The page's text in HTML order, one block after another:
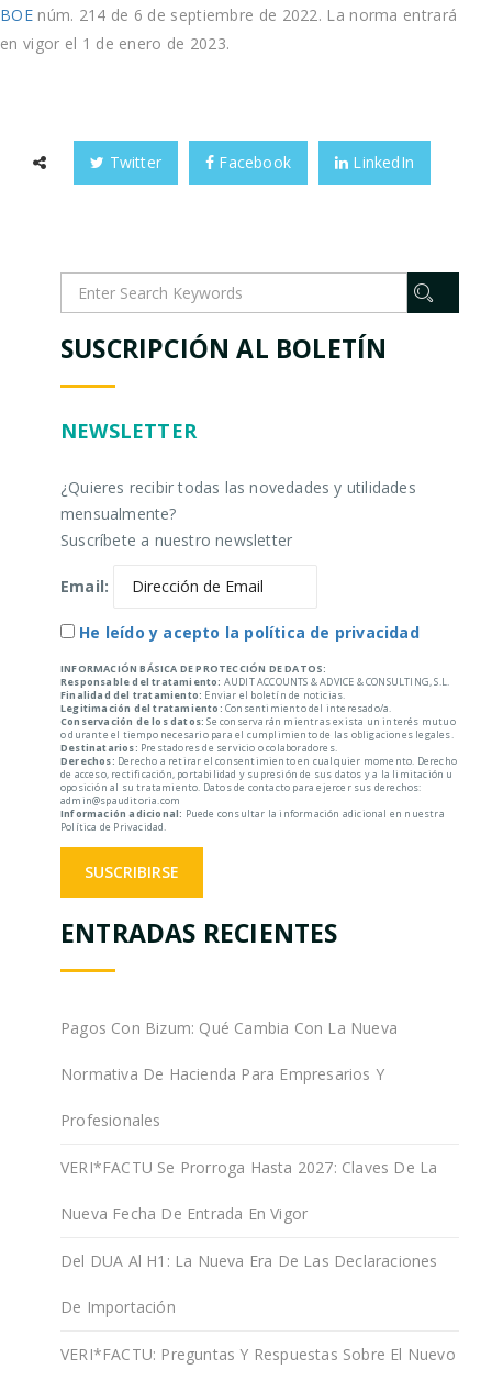
BOEnúm. 214 de 6 de septiembre de 2022. La norma entrará
en vigor el 1 de enero de 2023.
Twitter Facebook LinkedIn
SUSCRIPCIÓN AL BOLETÍN
NEWSLETTER
¿Quieres recibir todas las novedades y utilidades
mensualmente?
Suscríbete a nuestro newsletter
Email:
He leído y acepto la política de privacidad
INFORMACIÓN BÁSICA DE PROTECCIÓN DE DATOS:
Responsable del tratamiento: AUDIT ACCOUNTS & ADVICE & CONSULTING, S.L.
Finalidad del tratamiento: Enviar el boletín de noticias.
Legitimación del tratamiento: Consentimiento del interesado/a.
Conservación de los datos: Se conservarán mientras exista un interés mutuo
o durante el tiempo necesario para el cumplimiento de las obligaciones legales.
Destinatarios: Prestadores de servicio o colaboradores.
Derechos: Derecho a retirar el consentimiento en cualquier momento. Derecho
de acceso, rectificación, portabilidad y supresión de sus datos y a la limitación u
oposición al su tratamiento. Datos de contacto para ejercer sus derechos:
admin@spauditoria.com
Información adicional: Puede consultar la información adicional en nuestra
Política de Privacidad.
ENTRADAS RECIENTES
Pagos Con Bizum: Qué Cambia Con La Nueva
Normativa De Hacienda Para Empresarios Y
Profesionales
VERI*FACTU Se Prorroga Hasta 2027: Claves De La
Nueva Fecha De Entrada En Vigor
Del DUA Al H1: La Nueva Era De Las Declaraciones
De Importación
VERI*FACTU: Preguntas Y Respuestas Sobre El Nuevo